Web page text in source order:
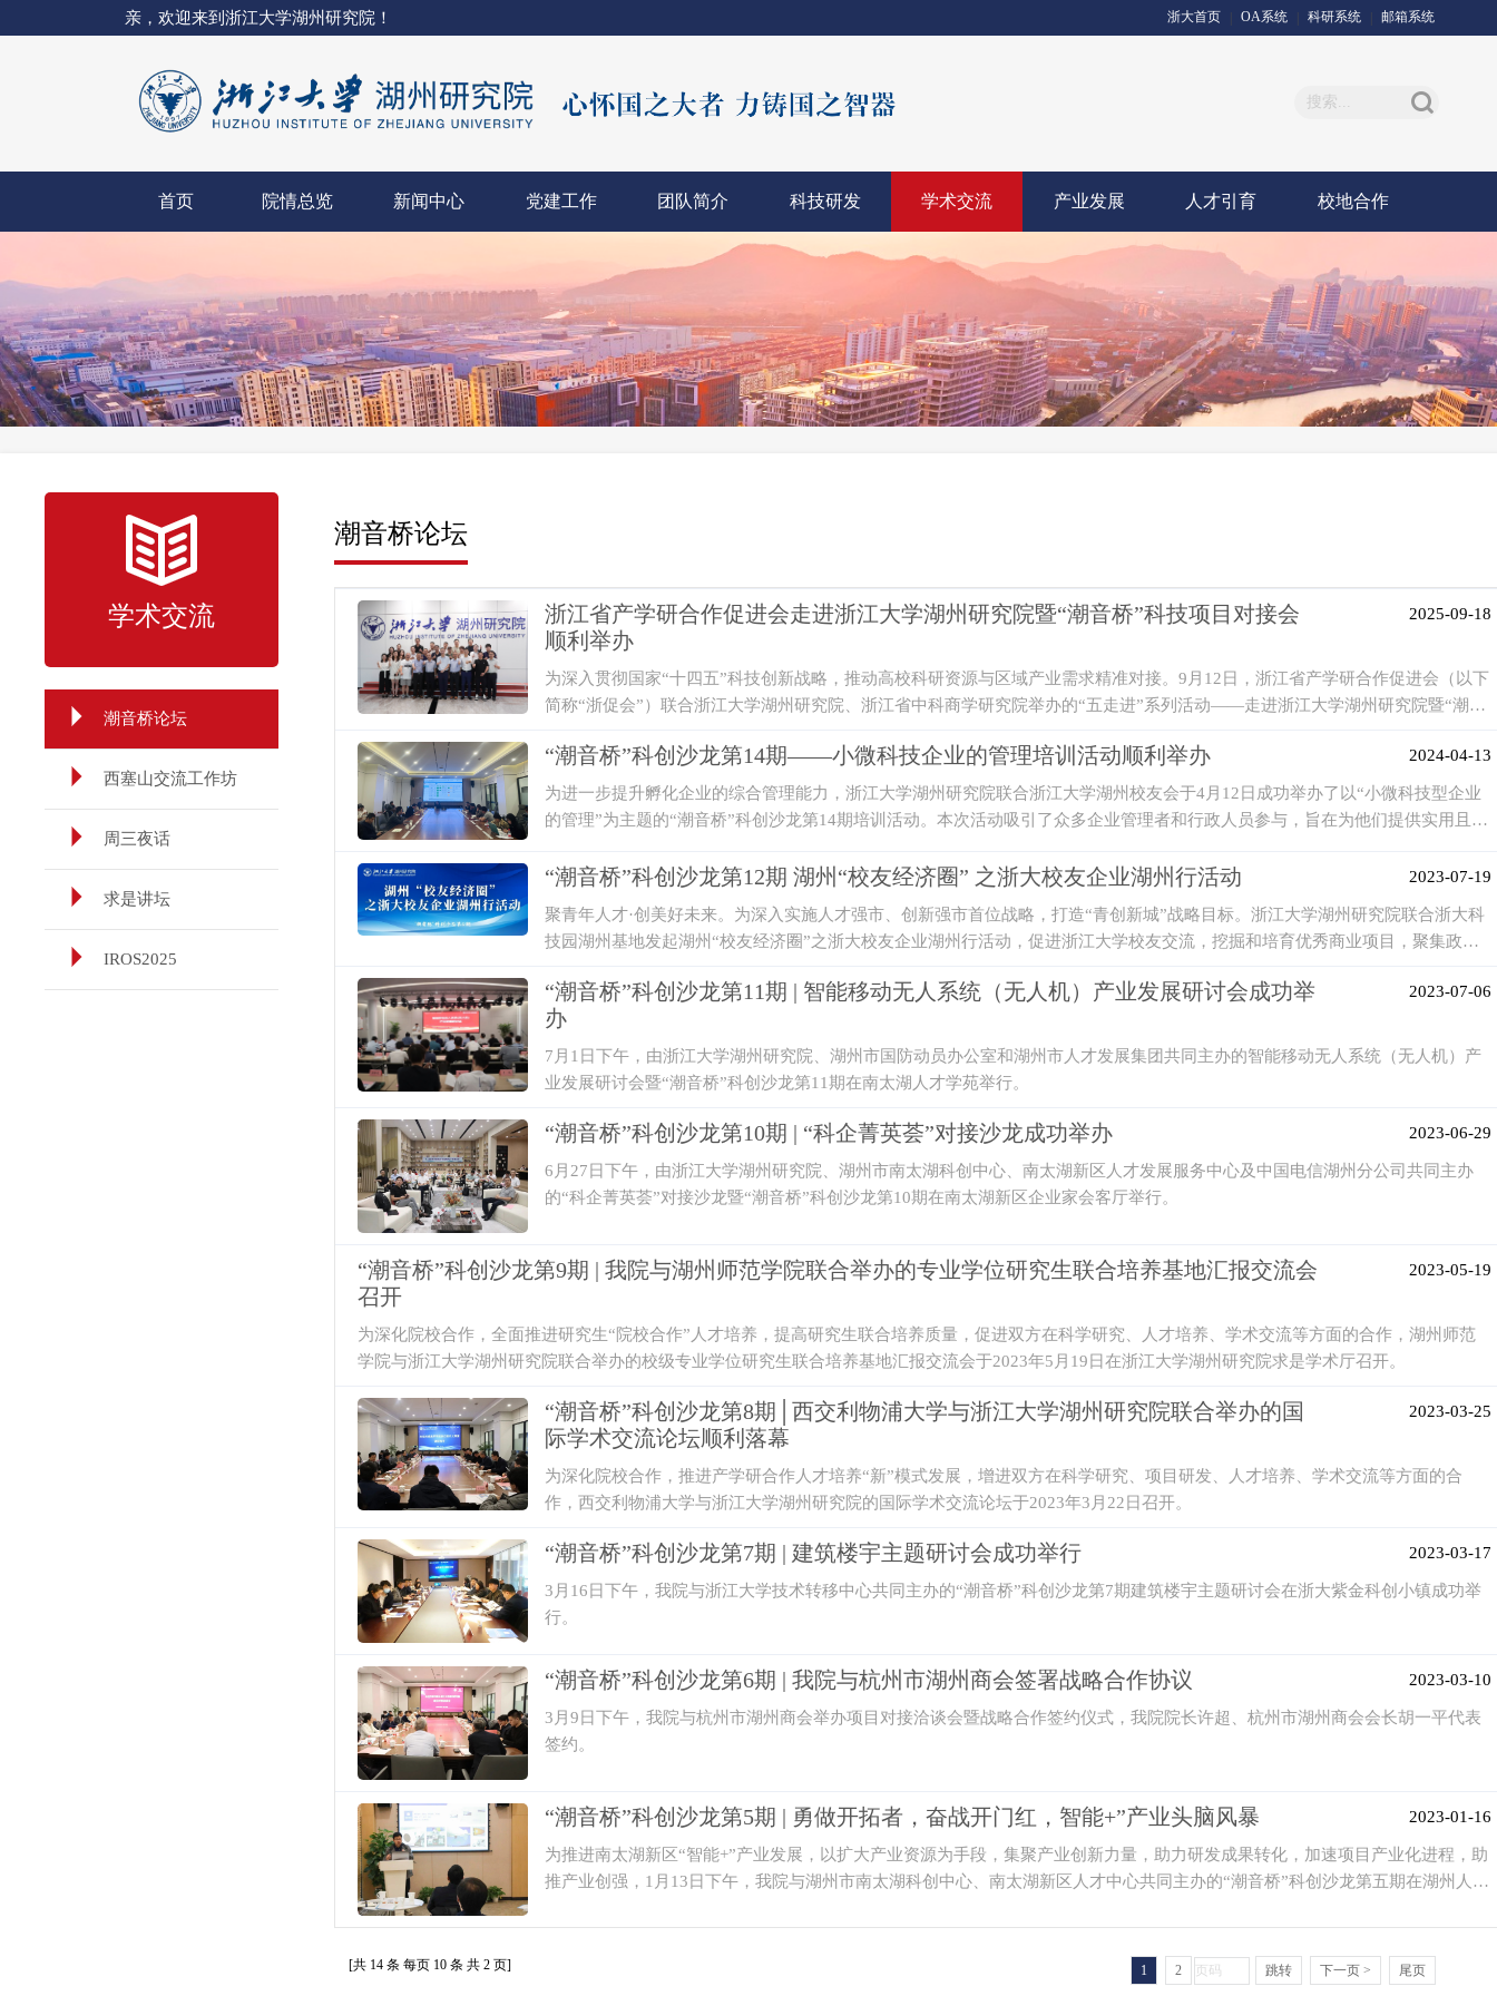
亲，欢迎来到浙江大学湖州研究院！ 邮箱系统
科研系统
OA系统
浙大首页
首页 院情总览 新闻中心 党建工作 团队简介 科技研发 学术交流 产业发展 人才引育 校地合作
学术交流
潮音桥论坛
西塞山交流工作坊
周三夜话
求是讲坛
IROS2025
潮音桥论坛
2025-09-18
浙江省产学研合作促进会走进浙江大学湖州研究院暨“潮音桥”科技项目对接会
顺利举办
为深入贯彻国家“十四五”科技创新战略，推动高校科研资源与区域产业需求精准对接。9月12日，浙江省产学研合作促进会（以下
简称“浙促会”）联合浙江大学湖州研究院、浙江省中科商学研究院举办的“五走进”系列活动——走进浙江大学湖州研究院暨“潮音
台+企业+产业链”协同创新生态，助力科技创新与产业创新深度融合，为区域经济高质量发展注入新动能。
2024-04-13
“潮音桥”科创沙龙第14期——小微科技企业的管理培训活动顺利举办
为进一步提升孵化企业的综合管理能力，浙江大学湖州研究院联合浙江大学湖州校友会于4月12日成功举办了以“小微科技型企业
的管理”为主题的“潮音桥”科创沙龙第14期培训活动。本次活动吸引了众多企业管理者和行政人员参与，旨在为他们提供实用且高
2023-07-19
“潮音桥”科创沙龙第12期 湖州“校友经济圈” 之浙大校友企业湖州行活动
聚青年人才·创美好未来。为深入实施人才强市、创新强市首位战略，打造“青创新城”战略目标。浙江大学湖州研究院联合浙大科
技园湖州基地发起湖州“校友经济圈”之浙大校友企业湖州行活动，促进浙江大学校友交流，挖掘和培育优秀商业项目，聚集政
2023-07-06
“潮音桥”科创沙龙第11期 | 智能移动无人系统（无人机）产业发展研讨会成功举
办
7月1日下午，由浙江大学湖州研究院、湖州市国防动员办公室和湖州市人才发展集团共同主办的智能移动无人系统（无人机）产
业发展研讨会暨“潮音桥”科创沙龙第11期在南太湖人才学苑举行。
2023-06-29
“潮音桥”科创沙龙第10期 | “科企菁英荟”对接沙龙成功举办
6月27日下午，由浙江大学湖州研究院、湖州市南太湖科创中心、南太湖新区人才发展服务中心及中国电信湖州分公司共同主办
的“科企菁英荟”对接沙龙暨“潮音桥”科创沙龙第10期在南太湖新区企业家会客厅举行。
2023-05-19
“潮音桥”科创沙龙第9期 | 我院与湖州师范学院联合举办的专业学位研究生联合培养基地汇报交流会
召开
为深化院校合作，全面推进研究生“院校合作”人才培养，提高研究生联合培养质量，促进双方在科学研究、人才培养、学术交流等方面的合作，湖州师范
学院与浙江大学湖州研究院联合举办的校级专业学位研究生联合培养基地汇报交流会于2023年5月19日在浙江大学湖州研究院求是学术厅召开。
2023-03-25
“潮音桥”科创沙龙第8期│西交利物浦大学与浙江大学湖州研究院联合举办的国
际学术交流论坛顺利落幕
为深化院校合作，推进产学研合作人才培养“新”模式发展，增进双方在科学研究、项目研发、人才培养、学术交流等方面的合
作，西交利物浦大学与浙江大学湖州研究院的国际学术交流论坛于2023年3月22日召开。
2023-03-17
“潮音桥”科创沙龙第7期 | 建筑楼宇主题研讨会成功举行
3月16日下午，我院与浙江大学技术转移中心共同主办的“潮音桥”科创沙龙第7期建筑楼宇主题研讨会在浙大紫金科创小镇成功举
行。
2023-03-10
“潮音桥”科创沙龙第6期 | 我院与杭州市湖州商会签署战略合作协议
3月9日下午，我院与杭州市湖州商会举办项目对接洽谈会暨战略合作签约仪式，我院院长许超、杭州市湖州商会会长胡一平代表
签约。
2023-01-16
“潮音桥”科创沙龙第5期 | 勇做开拓者，奋战开门红，智能+”产业头脑风暴
为推进南太湖新区“智能+”产业发展，以扩大产业资源为手段，集聚产业创新力量，助力研发成果转化，加速项目产业化进程，助
推产业创强，1月13日下午，我院与湖州市南太湖科创中心、南太湖新区人才中心共同主办的“潮音桥”科创沙龙第五期在湖州人才
[共 14 条 每页 10 条 共 2 页] 1 2 跳转 下一页 > 尾页